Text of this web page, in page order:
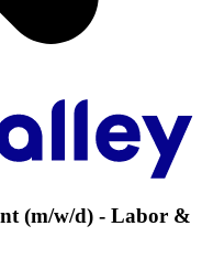
(m/w/d) - Labor &